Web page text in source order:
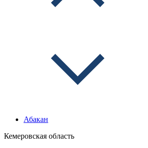
Абакан
Кемеровская область